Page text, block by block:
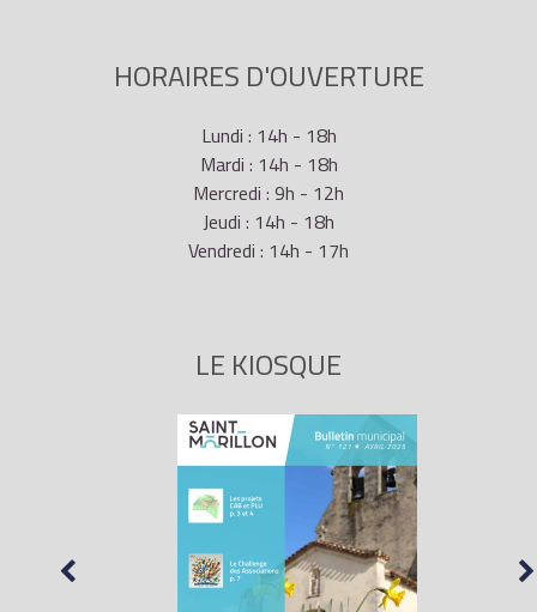
HORAIRES D'OUVERTURE
Lundi : 14h - 18h
Mardi : 14h - 18h
Mercredi : 9h - 12h
Jeudi : 14h - 18h
Vendredi : 14h - 17h
LE KIOSQUE